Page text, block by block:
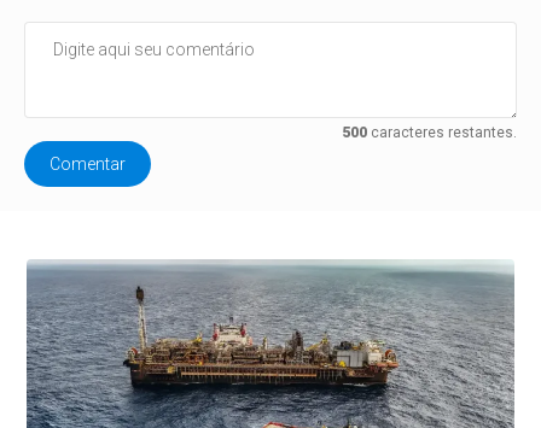
500caracteres restantes.
Comentar